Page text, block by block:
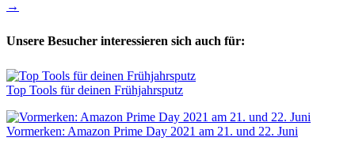
→
Unsere Besucher interessieren sich auch für:
Top Tools für deinen Frühjahrsputz
Vormerken: Amazon Prime Day 2021 am 21. und 22. Juni